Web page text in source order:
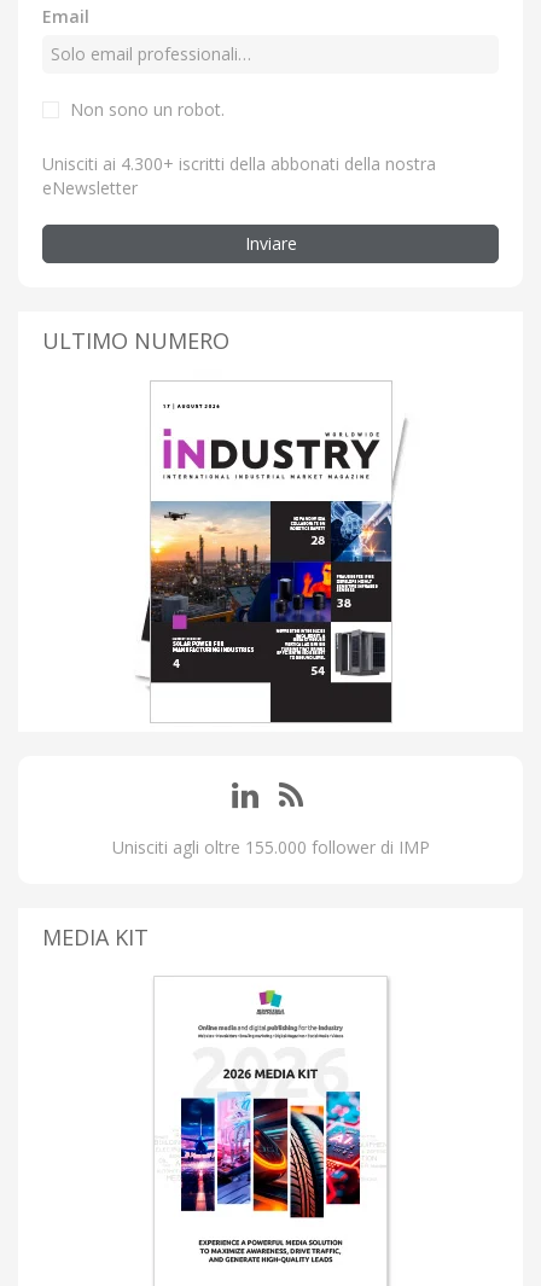
Email
Non sono un robot.
Unisciti ai 4.300+ iscritti della abbonati della nostra
eNewsletter
Inviare
ULTIMO NUMERO
Unisciti agli oltre 155.000 follower di IMP
MEDIA KIT